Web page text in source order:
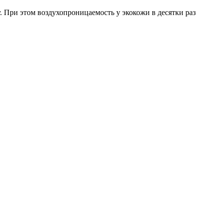
этом воздухопроницаемость у экокожи в десятки раз